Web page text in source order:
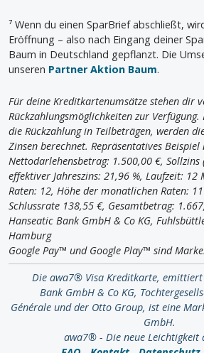
⁷ Wenn du einen SparBrief abschließt,
Eröffnung – also nach Eingang deiner
Baum in Deutschland gepflanzt. Die
unseren Partner Aktion Baum.
Für deine Kreditkartenumsätze stehen dir
Rückzahlungsmöglichkeiten zur
die Rückzahlung in Teilbeträgen, werden
Zinsen berechnet. Repräsentatives Beispiel
Nettodarlehensbetrag: 1.500,00 €, Sollzins
effektiver Jahreszins: 21,96 %, Laufzeit: 12
Raten: 12, Höhe der monatlichen Raten:
Schlussrate 138,55 €, Gesamtbetrag:
Hanseatic Bank GmbH & Co KG,
Hamburg
Google Pay™ und Google Play™ sind
Die awa7® Visa Kreditkarte,
Bank GmbH & Co KG,
Générale und der Otto Group, ist eine
GmbH.
awa7® - Die neue Leichtigkeit